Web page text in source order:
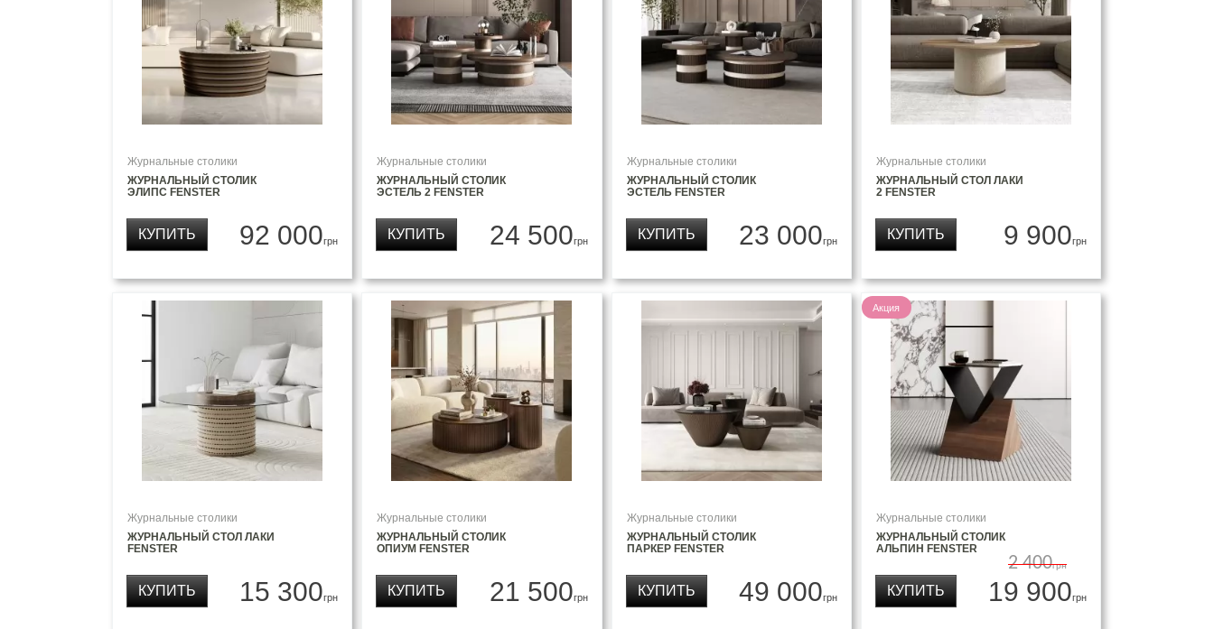
Журнальные столики
ЖУРНАЛЬНЫЙ СТОЛИК
ЭЛИПС FENSTER
92 000грн
КУПИТЬ
Журнальные столики
ЖУРНАЛЬНЫЙ СТОЛИК
ЭСТЕЛЬ 2 FENSTER
24 500грн
КУПИТЬ
Журнальные столики
ЖУРНАЛЬНЫЙ СТОЛИК
ЭСТЕЛЬ FENSTER
23 000грн
КУПИТЬ
Журнальные столики
ЖУРНАЛЬНЫЙ СТОЛ ЛАКИ
2 FENSTER
9 900грн
КУПИТЬ
Журнальные столики
ЖУРНАЛЬНЫЙ СТОЛ ЛАКИ
FENSTER
15 300грн
КУПИТЬ
Журнальные столики
ЖУРНАЛЬНЫЙ СТОЛИК
ОПИУМ FENSTER
21 500грн
КУПИТЬ
Журнальные столики
ЖУРНАЛЬНЫЙ СТОЛИК
ПАРКЕР FENSTER
49 000грн
КУПИТЬ
Акция
Журнальные столики
ЖУРНАЛЬНЫЙ СТОЛИК
АЛЬПИН FENSTER
2 400грн
19 900грн
КУПИТЬ